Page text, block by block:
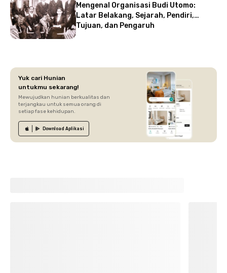
Mengenal Organisasi Budi Utomo:
Latar Belakang, Sejarah, Pendiri,
Tujuan, dan Pengaruh
Yuk cari Hunian
untukmu sekarang!
Mewujudkan hunian berkualitas dan
terjangkau untuk semua orang di
setiap fase kehidupan.
Download Aplikasi